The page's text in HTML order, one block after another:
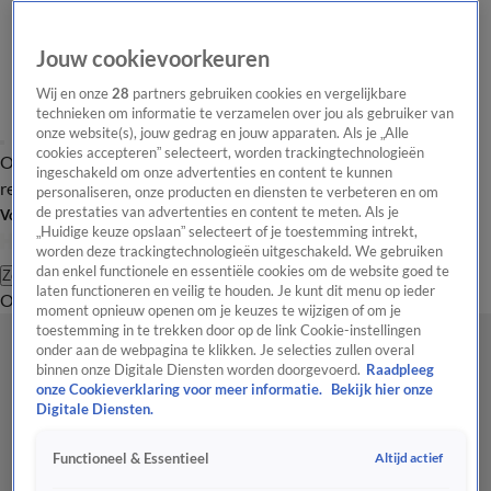
Overzicht Laatste nieuws Regionieuws Het beste van Hart
Tip de
redactie
Volg Hart van Nederland
Zoeken
OverzichtRegioUitzendingenWeerTip de redactiePanelVideo's
Jouw cookievoorkeuren
Wij en onze28 partners gebruiken cookies en vergelijkbare
technieken om informatie te verzamelen over jou als gebruiker van
onze website(s), jouw gedrag en jouw apparaten. Als je „Alle
cookies accepteren” selecteert, worden trackingtechnologieën
ingeschakeld om onze advertenties en content te kunnen
personaliseren, onze producten en diensten te verbeteren en om
de prestaties van advertenties en content te meten. Als je
„Huidige keuze opslaan” selecteert of je toestemming intrekt,
worden deze trackingtechnologieën uitgeschakeld. We gebruiken
dan enkel functionele en essentiële cookies om de website goed te
laten functioneren en veilig te houden. Je kunt dit menu op ieder
moment opnieuw openen om je keuzes te wijzigen of om je
toestemming in te trekken door op de link Cookie-instellingen
onder aan de webpagina te klikken. Je selecties zullen overal
binnen onze Digitale Diensten worden doorgevoerd. Raadpleeg
onze Cookieverklaring voor meer informatie.
Bekijk hier onze
Digitale Diensten.
Functioneel & Essentieel Altijd actief